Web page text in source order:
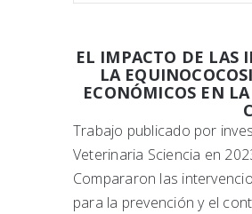
EL IMPACTO DE LAS
LA
ECONÓMICOS EN
Trabajo publicado por
Veterinaria Sciencia en
Compararon las
para la prevención y el